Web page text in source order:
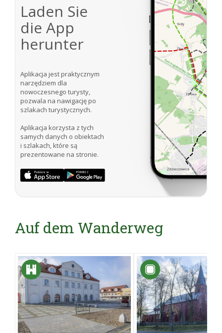
Laden Sie
die App
herunter
Aplikacja jest praktycznym
narzędziem dla
nowoczesnego turysty,
pozwala na nawigację po
szlakach turystycznych.
Aplikacja korzysta z tych
samych danych o obiektach
i szlakach, które są
prezentowane na stronie.
Auf dem Wanderweg